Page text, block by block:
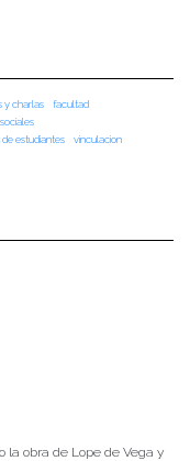
y charlas
facultad
de estudiantes
vinculacion
obra de Lope de Vega y